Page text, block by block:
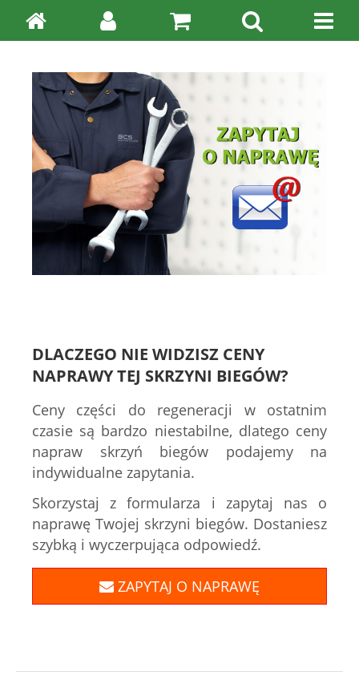
DLACZEGO NIE WIDZISZ CENY
NAPRAWY TEJ SKRZYNI BIEGÓW?
Ceny części do regeneracji w ostatnim
czasie są bardzo niestabilne, dlatego ceny
napraw skrzyń biegów podajemy na
indywidualne zapytania.
Skorzystaj z formularza i zapytaj nas o
naprawę Twojej skrzyni biegów. Dostaniesz
szybką i wyczerpująca odpowiedź.
ZAPYTAJ O NAPRAWĘ